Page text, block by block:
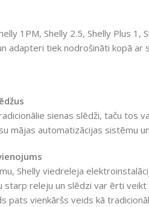
1PM, Shelly 2.5, Shelly Plus 1,
adapteri tiek nodrošināti kopā ar
sienas slēdži, taču tos
mājas automatizācijas sistēmu
Shelly viedreleja
starp releju un slēdzi var ērti
pats vienkāršs veids kā